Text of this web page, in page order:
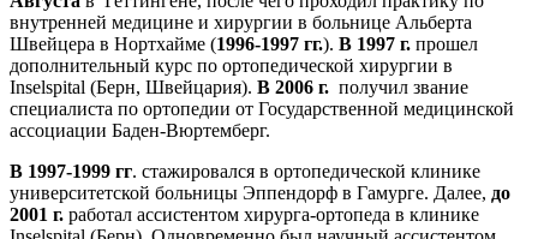
внутренней медицине и хирургии в больнице Альберта
Швейцера в Нортхайме (1996-1997 гг.). В 1997 г. прошел
дополнительный курс по ортопедической хирургии в
Inselspital (Берн, Швейцария). В 2006 г. получил звание
специалиста по ортопедии от Государственной медицинской
ассоциации Баден-Вюртемберг.
В 1997-1999 гг. стажировался в ортопедической клинике
университетской больницы Эппендорф в Гамурге. Далее, до
2001 г. работал ассистентом хирурга-ортопеда в клинике